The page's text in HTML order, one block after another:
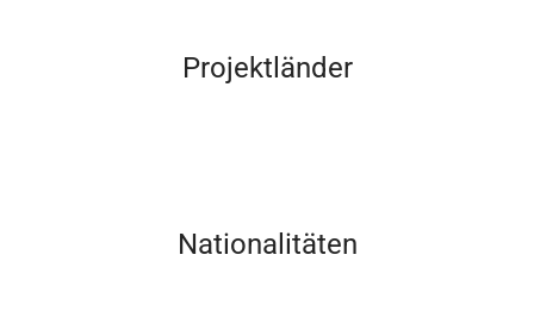
Projektländer
Nationalitäten